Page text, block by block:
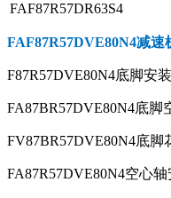
FAF87R57DR63S4
FAF87R57DVE80N4减速
F87R57DVE80N4底脚安
FA87BR57DVE80N4底
FV87BR57DVE80N4底
FA87R57DVE80N4空心